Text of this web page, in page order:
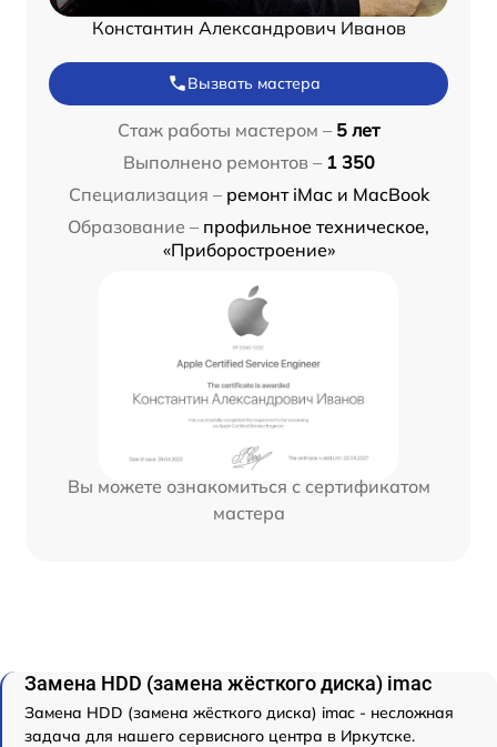
Константин Александрович Иванов
Вызвать мастера
Стаж работы мастером – 5 лет
Выполнено ремонтов – 1 350
Специализация – ремонт iMac и MacBook
Образование – профильное техническое,
«Приборостроение»
Вы можете ознакомиться с сертификатом
мастера
Замена HDD (замена жёсткого диска) imac
Замена HDD (замена жёсткого диска) imac - несложная
задача для нашего сервисного центра в Иркутске.